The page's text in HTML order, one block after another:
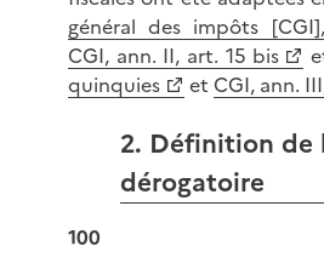
général des impôts
CGI, ann. II, art. 15 bis
quinquies
et CGI, ann.
2. Définition de
dérogatoire
100